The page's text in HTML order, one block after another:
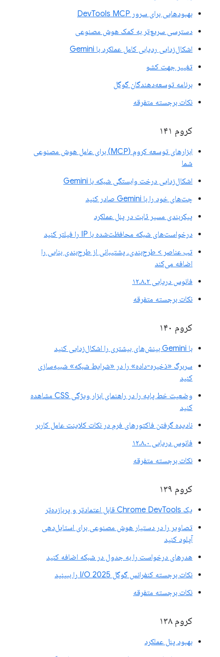
بهبودهایی برای سرور DevTools MCP
دسترسی سریع‌تر به کمک هوش مصنوعی
اشکال‌زدایی ردیابی کامل عملکرد با Gemini
تغییر جهت کشو
برنامه توسعه‌دهندگان گوگل
نکات برجسته متفرقه
کروم ۱۴۱
ابزارهای توسعه کروم (MCP) برای عامل هوش مصنوعی
شما
اشکال‌زدایی درخت وابستگی شبکه با Gemini
چت‌های خود را با Gemini صادر کنید
پیکربندی مسیر ثابت در پنل عملکرد
درخواست‌های شبکه محافظت‌شده با IP را فیلتر کنید
تب عناصر > طرح‌بندی، پشتیبانی از طرح‌بندی بنایی را
اضافه می‌کند
فانوس دریایی ۱۲.۸.۲
نکات برجسته متفرقه
کروم ۱۴۰
با Gemini بینش‌های بیشتری را اشکال‌زدایی کنید
سربرگ «ذخیره-داده» را در «شرایط شبکه» شبیه‌سازی
کنید
وضعیت خط پایه را در راهنمای ابزار ویژگی CSS مشاهده
کنید
نادیده گرفتن فاکتورهای فرم در نکات کلاینت عامل کاربر
فانوس دریایی ۱۲.۸.۰
نکات برجسته متفرقه
کروم ۱۳۹
یک Chrome DevTools قابل اعتمادتر و پربازده‌تر
تصاویر را در دستیار هوش مصنوعی برای استایل‌دهی
آپلود کنید
هدرهای درخواست را به جدول در شبکه اضافه کنید
نکات برجسته کنفرانس گوگل I/O 2025 را ببینید
نکات برجسته متفرقه
کروم ۱۳۸
بهبود پنل عملکرد